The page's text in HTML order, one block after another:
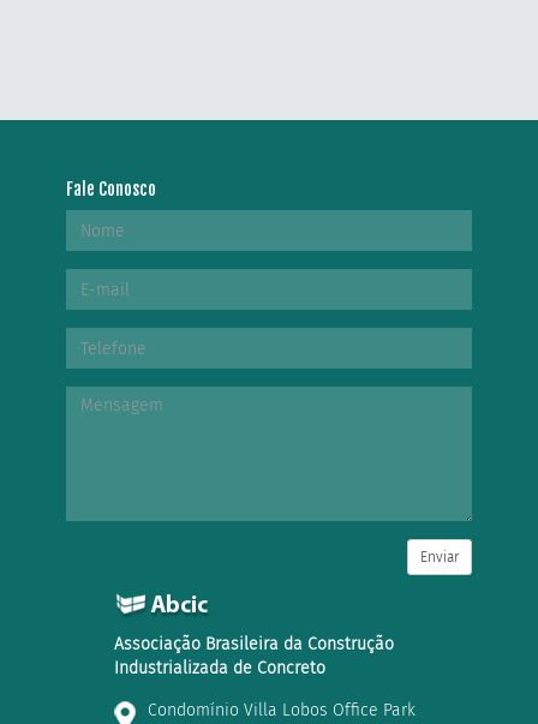
Fale Conosco
Enviar
Associação Brasileira da Construção
Industrializada de Concreto
Condomínio Villa Lobos Office Park